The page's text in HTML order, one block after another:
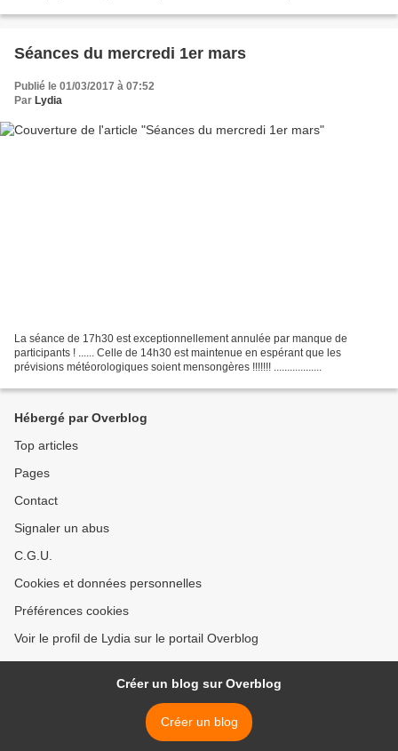
Séances du mercredi 1er mars
Publié le 01/03/2017 à 07:52
Par Lydia
La séance de 17h30 est exceptionnellement annulée par manque de
participants ! ...... Celle de 14h30 est maintenue en espérant que les
prévisions météorologiques soient mensongères !!!!!!! ..................
Hébergé par Overblog
Top articles
Pages
Contact
Signaler un abus
C.G.U.
Cookies et données personnelles
Préférences cookies
Voir le profil de Lydia sur le portail Overblog
Créer un blog sur Overblog
Créer un blog